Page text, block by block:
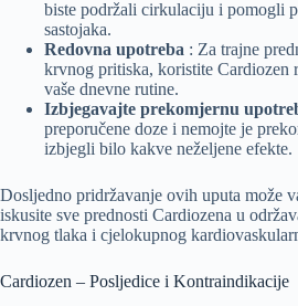
biste podržali cirkulaciju i pomogli
sastojaka.
Redovna upotreba : Za trajne
krvnog pritiska, koristite Cardiozen
vaše dnevne rutine.
Izbjegavajte prekomjernu
preporučene doze i nemojte je
izbjegli bilo kakve neželjene efekte.
Dosljedno pridržavanje ovih uputa može
iskusite sve prednosti Cardiozena u
krvnog tlaka i cjelokupnog
Cardiozen – Posljedice i Kontraindikacije